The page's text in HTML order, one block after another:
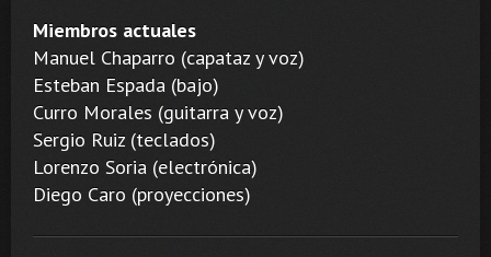
Miembros actuales
Manuel Chaparro (capataz y voz)
Esteban Espada (bajo)
Curro Morales (guitarra y voz)
Sergio Ruiz (teclados)
Lorenzo Soria (electrónica)
Diego Caro (proyecciones)